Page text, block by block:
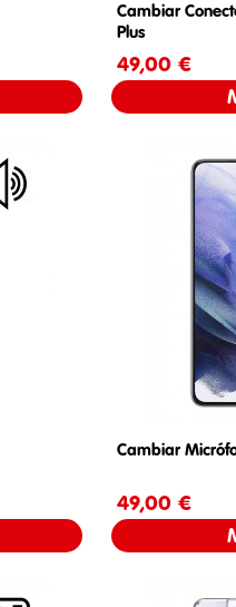
Cambiar
Plus
49,00 €
Cambiar
49,00 €